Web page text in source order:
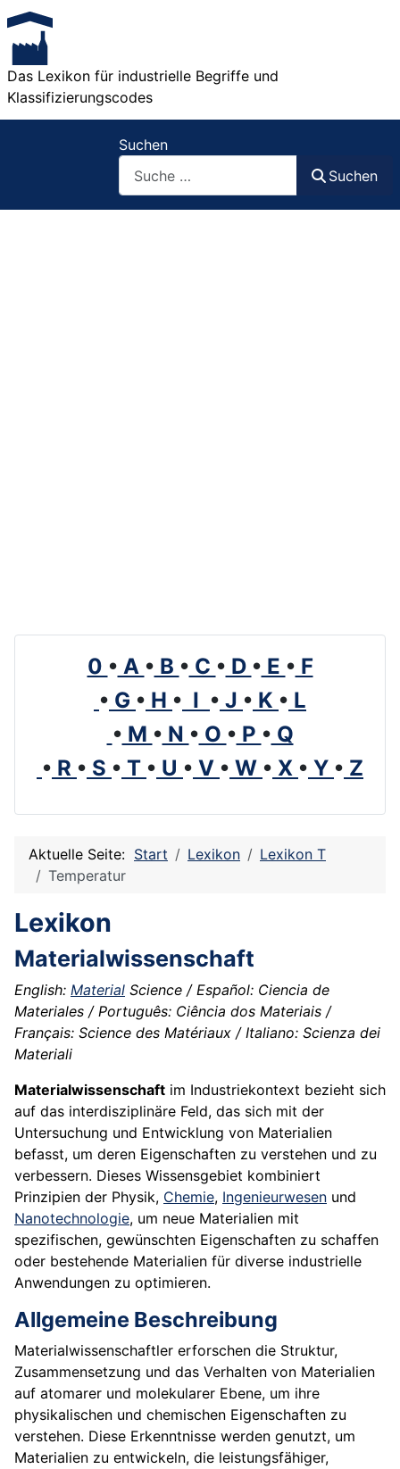
Das Lexikon für industrielle Begriffe und
Klassifizierungscodes
Suchen
Suchen
0 • A • B • C • D • E • F
• G • H • I • J • K • L
• M • N • O • P • Q
• R • S • T • U • V • W • X • Y • Z
Aktuelle Seite: Start Lexikon
Lexikon T
Temperatur
Lexikon
Materialwissenschaft
English: Material Science / Español: Ciencia de
Materiales / Português: Ciência dos Materiais /
Français: Science des Matériaux / Italiano: Scienza dei
Materiali
Materialwissenschaft im Industriekontext bezieht sich
auf das interdisziplinäre Feld, das sich mit der
Untersuchung und Entwicklung von Materialien
befasst, um deren Eigenschaften zu verstehen und zu
verbessern. Dieses Wissensgebiet kombiniert
Prinzipien der Physik, Chemie, Ingenieurwesen und
Nanotechnologie, um neue Materialien mit
spezifischen, gewünschten Eigenschaften zu schaffen
oder bestehende Materialien für diverse industrielle
Anwendungen zu optimieren.
Allgemeine Beschreibung
Materialwissenschaftler erforschen die Struktur,
Zusammensetzung und das Verhalten von Materialien
auf atomarer und molekularer Ebene, um ihre
physikalischen und chemischen Eigenschaften zu
verstehen. Diese Erkenntnisse werden genutzt, um
Materialien zu entwickeln, die leistungsfähiger,